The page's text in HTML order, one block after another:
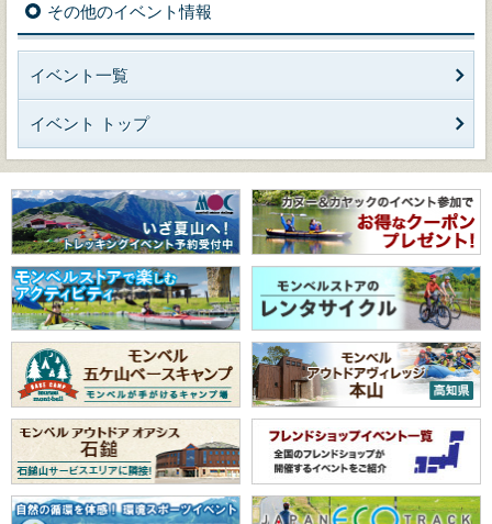
その他のイベント情報
イベント一覧
イベント トップ